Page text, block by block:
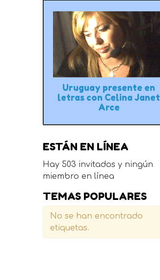
Uruguay presente en
letras con Celina Janet
Arce
ESTÁN EN LÍNEA
Hay 503 invitados y ningún
miembro en línea
TEMAS POPULARES
No se han encontrado
etiquetas.